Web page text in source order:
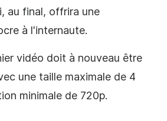
au final, offrira une
à l'internaute.
vidéo doit à nouveau être
une taille maximale de 4
minimale de 720p.